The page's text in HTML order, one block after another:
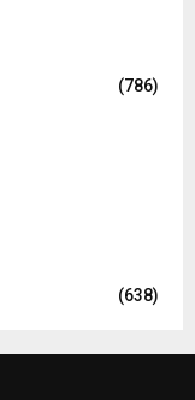
(786)
(638)